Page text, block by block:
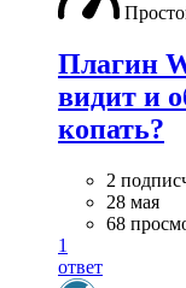
Плагин
видит и
копать?
2
28 мая
68
1
ответ